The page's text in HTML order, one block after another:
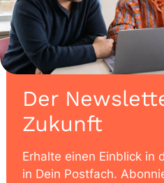
Der
Zukunft
Erhalte einen Einblick in
in Dein Postfach.